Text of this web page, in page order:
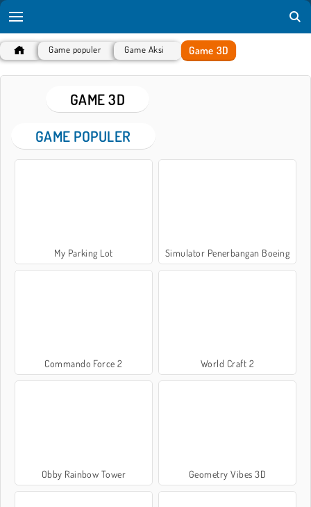
Game populer Game Aksi Game 3D
GAME 3D
GAME POPULER
My Parking Lot Simulator Penerbangan Boeing
Commando Force 2 World Craft 2
Obby Rainbow Tower Geometry Vibes 3D